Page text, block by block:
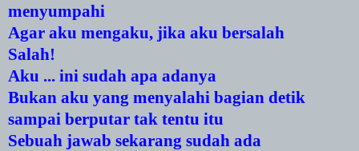
menyumpahi
Agar aku mengaku, jika aku bersalah
Salah!
Aku ... ini sudah apa adanya
Bukan aku yang menyalahi bagian detik
sampai berputar tak tentu itu
Sebuah jawab sekarang sudah ada